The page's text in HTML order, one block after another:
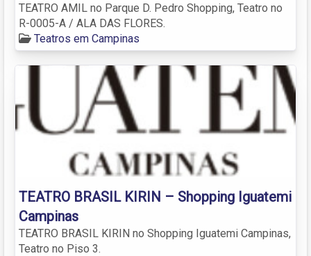
TEATRO AMIL no Parque D. Pedro Shopping, Teatro no
R-0005-A / ALA DAS FLORES.
Teatros em Campinas
TEATRO BRASIL KIRIN – Shopping Iguatemi
Campinas
TEATRO BRASIL KIRIN no Shopping Iguatemi Campinas,
Teatro no Piso 3.